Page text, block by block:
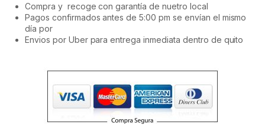
Compra y recoge con garantía de nuetro local
Pagos confirmados antes de 5:00 pm se envían el mismo
día por
Envios por Uber para entrega inmediata dentro de quito